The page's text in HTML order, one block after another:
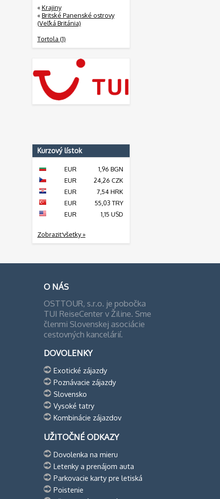
«Krajiny
«Britské Panenské ostrovy
(Veľká Británia)
Tortola (1)
Kurzový lístok
EUR
1,96 BGN
EUR
24,26 CZK
EUR
7,54 HRK
EUR
55,03 TRY
EUR
1,15 USD
Zobraziť všetky »
O NÁS
OSTTOUR, s.r.o. je pobočka
TUI ReiseCenter v Žiline. Sme
členmi Slovenskej asociácie
cestovných kancelárií.
DOVOLENKY
Exotické zájazdy
Poznávacie zájazdy
Slovensko
Vysoké tatry
Kombinácie zájazdov
UŽITOČNÉ ODKAZY
Dovolenka na mieru
Letenky a prenájom auta
Parkovacie karty pre letiská
Poistenie